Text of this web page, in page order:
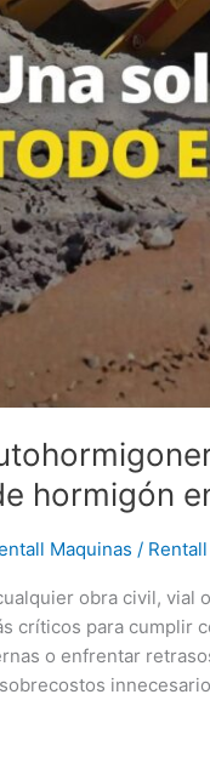
hormigón
Maquinas / Rentall
obra civil,
críticos para cumplir
o enfrentar